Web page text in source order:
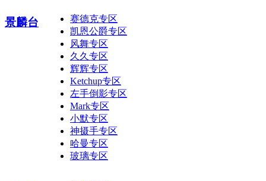
景麟台
赛德克专区
凯恩公爵专区
风舞专区
久久专区
辉辉专区
Ketchup专区
左手倒影专区
Mark专区
小默专区
神摄手专区
哈曼专区
玻璃专区